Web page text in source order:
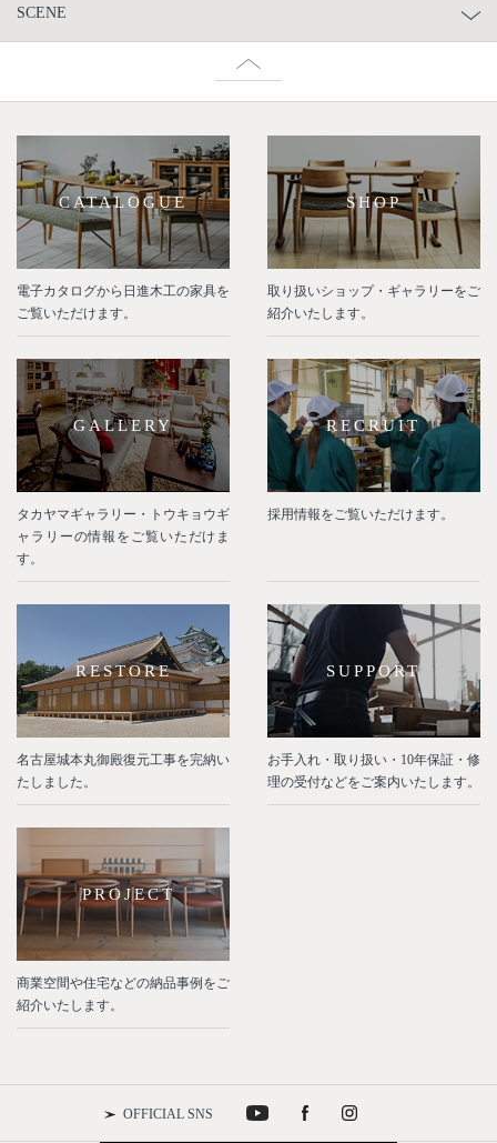
SCENE
CATALOGUE
電子カタログから日進木工の家具を
ご覧いただけます。
SHOP
取り扱いショップ・ギャラリーをご
紹介いたします。
GALLERY
タカヤマギャラリー・トウキョウギ
ャラリーの情報をご覧いただけま
す。
RECRUIT
採用情報をご覧いただけます。
RESTORE
名古屋城本丸御殿復元工事を完納い
たしました。
SUPPORT
お手入れ・取り扱い・10年保証・修
理の受付などをご案内いたします。
PROJECT
商業空間や住宅などの納品事例をご
紹介いたします。
OFFICIAL SNS